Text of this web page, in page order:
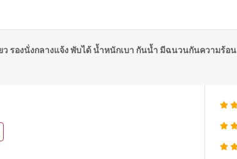
ว รองนั่งกลางแจ้ง พับได้ น้ำหนักเบา กันน้ำ มีฉนวนกันความร้อน